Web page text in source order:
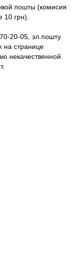
пошты (комисия
10 грн).
20-05, эл.пошту
на странице
некачественной.